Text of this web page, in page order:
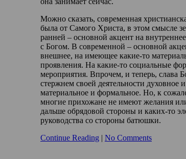
Можно сказать, современная
была от Самого Христа, в этом смысле
ранней – основной акцент на
с Богом. В современной – основной
внешнее, на имеющее какие-то
проявления. На какие-то социальные
мероприятия. Впрочем, и теперь, слава
стержнем своей деятельности духовное
материальное и формальное. Но, к
многие прихожане не имеют желания
дальше обрядовой стороны и каких-то
руководства со стороны батюшки.
Continue Reading | No Comments